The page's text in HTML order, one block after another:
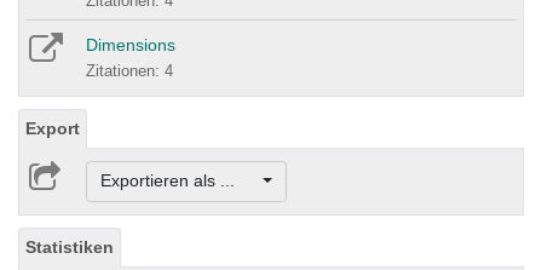
Dimensions
Zitationen: 4
Export
Exportieren als ...
Statistiken